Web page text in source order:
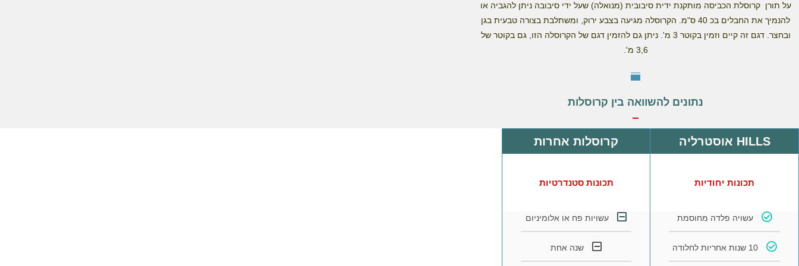
על תורן קרוסלת הכביסה מותקנת ידית סיבובית (מנואלה) שעל ידי סיבובה ניתן להגביה או
להנמיך את החבלים בכ 40 ס"מ. הקרוסלה מגיעה בצבע ירוק, ומשתלבת בצורה טבעית בגן
ובחצר. דגם זה קיים וזמין בקוטר 3 מ'. ניתן גם להזמין דגם של הקרוסלה הזו, גם בקוטר של
3,6 מ'.
נתונים להשוואה בין קרוסלות
HILLS אוסטרליה
תכונות יחודיות
עשויה פלדה מחוסמת
10 שנות אחריות לחלודה
קרוסלות אחרות
תכונות סטנדרטיות
עשויות פח או אלומיניום
שנה אחת